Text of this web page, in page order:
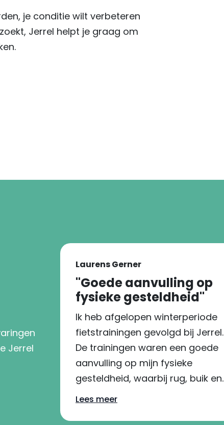
je conditie wilt verbeteren
Jerrel helpt je graag om
Jerrel
Laurens Gerner
''Goede aanvulling op
fysieke gesteldheid''
Ik heb afgelopen winterperiode
fietstrainingen gevolgd bij Jerrel.
De trainingen waren een goede
aanvulling op mijn fysieke
gesteldheid, waarbij rug, buik en
schouders op een gevarieerde
Lees meer